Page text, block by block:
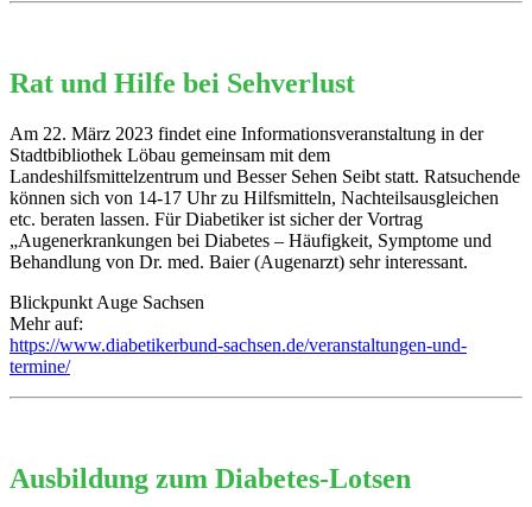
Rat und Hilfe bei Sehverlust
Am 22. März 2023 findet eine Informationsveranstaltung in der
Stadtbibliothek Löbau gemeinsam mit dem
Landeshilfsmittelzentrum und Besser Sehen Seibt statt. Ratsuchende
können sich von 14-17 Uhr zu Hilfsmitteln, Nachteilsausgleichen
etc. beraten lassen. Für Diabetiker ist sicher der Vortrag
„Augenerkrankungen bei Diabetes – Häufigkeit, Symptome und
Behandlung von Dr. med. Baier (Augenarzt) sehr interessant.
Blickpunkt Auge Sachsen
Mehr auf:
https://www.diabetikerbund-sachsen.de/veranstaltungen-und-
termine/
Ausbildung zum Diabetes-Lotsen